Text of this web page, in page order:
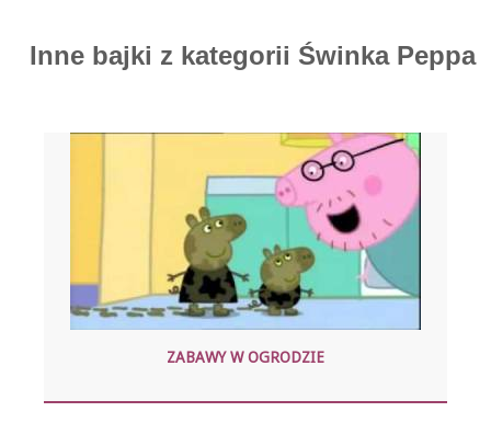
Inne bajki z kategorii Świnka Peppa
ZABAWY W OGRODZIE